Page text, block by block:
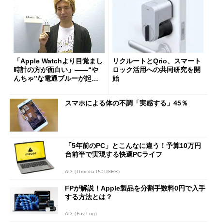
「Apple Watchより目覚まし
時計の方が面白い」――“や
んちゃ”な電通ブルーが起こ
リクルートとQrio、スマート
ロック活用への共同研究を開
始
スマホによる体の不調「実感する」45％
「5年前のPC」とこんなに違う！予算10万円
台前半で実現する快適PCライフ
AD（ITmedia PC USER）
FPが解説！Apple製品を分割手数料0円で入手
する方法とは？
AD（Fav-Log）